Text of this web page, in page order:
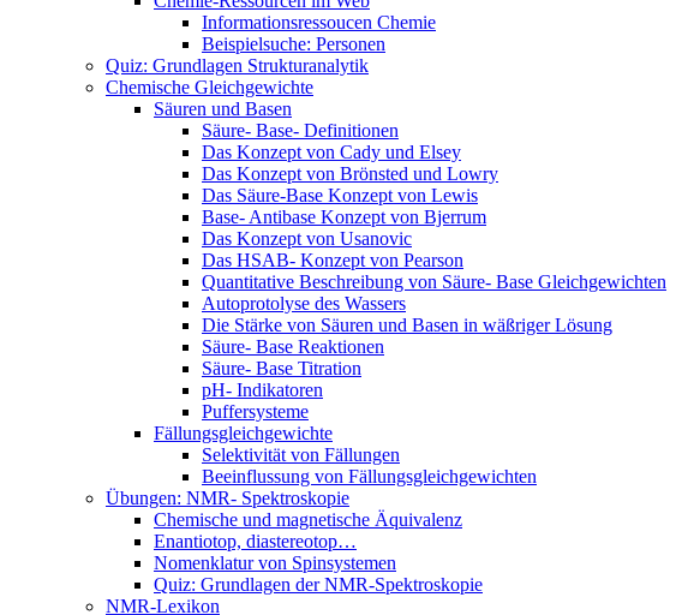
Informationsressoucen Chemie
Beispielsuche: Personen
Quiz: Grundlagen Strukturanalytik
Chemische Gleichgewichte
Säuren und Basen
Säure- Base- Definitionen
Das Konzept von Cady und Elsey
Das Konzept von Brönsted und Lowry
Das Säure-Base Konzept von Lewis
Base- Antibase Konzept von Bjerrum
Das Konzept von Usanovic
Das HSAB- Konzept von Pearson
Quantitative Beschreibung von Säure- Base Gleichgewichten
Autoprotolyse des Wassers
Die Stärke von Säuren und Basen in wäßriger Lösung
Säure- Base Reaktionen
Säure- Base Titration
pH- Indikatoren
Puffersysteme
Fällungsgleichgewichte
Selektivität von Fällungen
Beeinflussung von Fällungsgleichgewichten
Übungen: NMR- Spektroskopie
Chemische und magnetische Äquivalenz
Enantiotop, diastereotop…
Nomenklatur von Spinsystemen
Quiz: Grundlagen der NMR-Spektroskopie
NMR-Lexikon